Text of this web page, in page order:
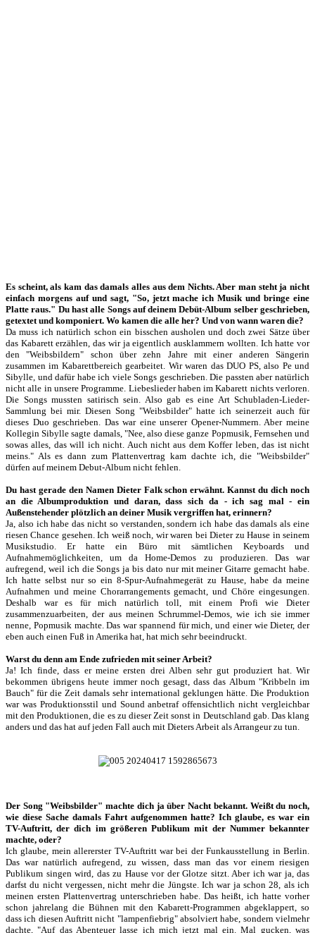
Es scheint, als kam das damals alles aus dem Nichts. Aber man steht ja nicht
einfach morgens auf und sagt, "So, jetzt mache ich Musik und bringe eine
Platte raus." Du hast alle Songs auf deinem Debüt-Album selber geschrieben,
getextet und komponiert. Wo kamen die alle her? Und von wann waren die?
Da muss ich natürlich schon ein bisschen ausholen und doch zwei Sätze über
das Kabarett erzählen, das wir ja eigentlich ausklammern wollten. Ich hatte vor
den "Weibsbildern" schon über zehn Jahre mit einer anderen Sängerin
zusammen im Kabarettbereich gearbeitet. Wir waren das DUO PS, also Pe und
Sibylle, und dafür habe ich viele Songs geschrieben. Die passten aber natürlich
nicht alle in unsere Programme. Liebeslieder haben im Kabarett nichts verloren.
Die Songs mussten satirisch sein. Also gab es eine Art Schubladen-Lieder-
Sammlung bei mir. Diesen Song "Weibsbilder" hatte ich seinerzeit auch für
dieses Duo geschrieben. Das war eine unserer Opener-Nummern. Aber meine
Kollegin Sibylle sagte damals, "Nee, also diese ganze Popmusik, Fernsehen und
sowas alles, das will ich nicht. Auch nicht aus dem Koffer leben, das ist nicht
meins." Als es dann zum Plattenvertrag kam dachte ich, die "Weibsbilder"
dürfen auf meinem Debut-Album nicht fehlen.
Du hast gerade den Namen Dieter Falk schon erwähnt. Kannst du dich noch
an die Albumproduktion und daran, dass sich da - ich sag mal - ein
Außenstehender plötzlich an deiner Musik vergriffen hat, erinnern?
Ja, also ich habe das nicht so verstanden, sondern ich habe das damals als eine
riesen Chance gesehen. Ich weiß noch, wir waren bei Dieter zu Hause in seinem
Musikstudio. Er hatte ein Büro mit sämtlichen Keyboards und
Aufnahmemöglichkeiten, um da Home-Demos zu produzieren. Das war
aufregend, weil ich die Songs ja bis dato nur mit meiner Gitarre gemacht habe.
Ich hatte selbst nur so ein 8-Spur-Aufnahmegerät zu Hause, habe da meine
Aufnahmen und meine Chorarrangements gemacht, und Chöre eingesungen.
Deshalb war es für mich natürlich toll, mit einem Profi wie Dieter
zusammenzuarbeiten, der aus meinen Schrummel-Demos, wie ich sie immer
nenne, Popmusik machte. Das war spannend für mich, und einer wie Dieter, der
eben auch einen Fuß in Amerika hat, hat mich sehr beeindruckt.
Warst du denn am Ende zufrieden mit seiner Arbeit?
Ja! Ich finde, dass er meine ersten drei Alben sehr gut produziert hat. Wir
bekommen übrigens heute immer noch gesagt, dass das Album "Kribbeln im
Bauch" für die Zeit damals sehr international geklungen hätte. Die Produktion
war was Produktionsstil und Sound anbetraf offensichtlich nicht vergleichbar
mit den Produktionen, die es zu dieser Zeit sonst in Deutschland gab. Das klang
anders und das hat auf jeden Fall auch mit Dieters Arbeit als Arrangeur zu tun.
Der Song "Weibsbilder" machte dich ja über Nacht bekannt. Weißt du noch,
wie diese Sache damals Fahrt aufgenommen hatte? Ich glaube, es war ein
TV-Auftritt, der dich im größeren Publikum mit der Nummer bekannter
machte, oder?
Ich glaube, mein allererster TV-Auftritt war bei der Funkausstellung in Berlin.
Das war natürlich aufregend, zu wissen, dass man das vor einem riesigen
Publikum singen wird, das zu Hause vor der Glotze sitzt. Aber ich war ja, das
darfst du nicht vergessen, nicht mehr die Jüngste. Ich war ja schon 28, als ich
meinen ersten Plattenvertrag unterschrieben habe. Das heißt, ich hatte vorher
schon jahrelang die Bühnen mit den Kabarett-Programmen abgeklappert, so
dass ich diesen Auftritt nicht "lampenfiebrig" absolviert habe, sondern vielmehr
dachte, "Auf das Abenteuer lasse ich mich jetzt mal ein. Mal gucken, was